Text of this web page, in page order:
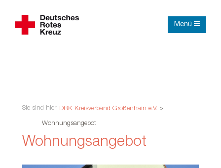
Menü
Sie sind hier: DRK Kreisverband Großenhain e.V. >
Wohnungsangebot
Wohnungsangebot